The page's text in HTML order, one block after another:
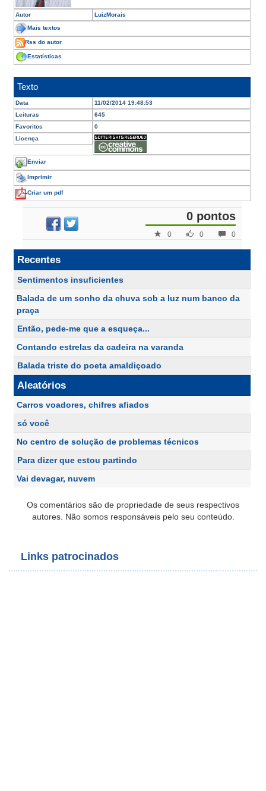
Autor LuizMorais
Mais textos
Rss do autor
Estatísticas
Texto
Data
11/02/2014 19:48:53
Leituras
645
Favoritos
0
Licença
Enviar
Imprimir
Criar um pdf
0 pontos
0
0
0
Recentes
Sentimentos insuficientes
Balada de um sonho da chuva sob a luz num banco da
praça
Então, pede-me que a esqueça...
Contando estrelas da cadeira na varanda
Balada triste do poeta amaldiçoado
Aleatórios
Carros voadores, chifres afiados
só você
No centro de solução de problemas técnicos
Para dizer que estou partindo
Vai devagar, nuvem
Os comentários são de propriedade de seus respectivos
autores. Não somos responsáveis pelo seu conteúdo.
Links patrocinados